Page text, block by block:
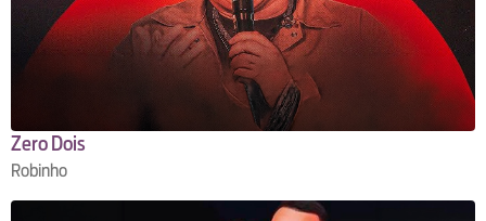
Zero Dois
Robinho